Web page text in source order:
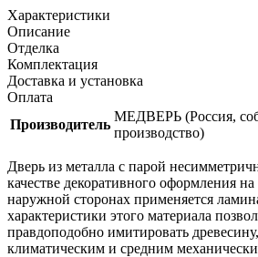
Характеристики
Описание
Отделка
Комплектация
Доставка и установка
Оплата
Производитель
МЕДВЕРЬ (Россия,
производство)
Дверь из металла с парой
качестве декоративного оформления
наружной сторонах применяется
характеристики этого материала
правдоподобно имитировать
климатическим и средним